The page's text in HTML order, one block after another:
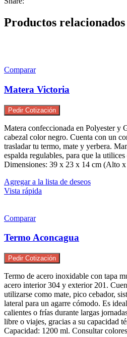
Productos relacionados
Comparar
Matera Victoria
Pedir Cotización
Matera confeccionada en Polyester y
cabezal color negro. Cuenta con un
trasladar tu termo, mate y yerbera.
espalda regulables, para que la utilices
Dimensiones: 39 x 23 x 14 cm (Alto
Agregar a la lista de deseos
Vista rápida
Comparar
Termo Aconcagua
Pedir Cotización
Termo de acero inoxidable con tapa
acero interior 304 y exterior 201.
utilizarse como mate, pico cebador,
lateral para un agarre cómodo. Es
calientes o frías durante largas
libre o viajes, gracias a su capacidad
Capacidad: 1200 ml. Consultar